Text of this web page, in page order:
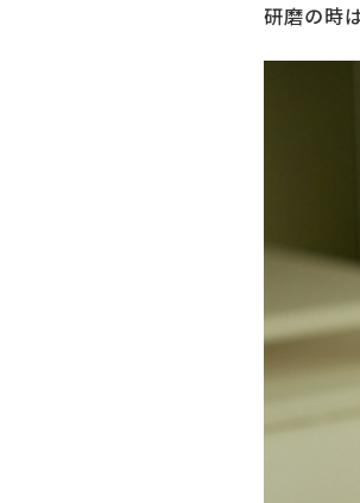
研磨の時